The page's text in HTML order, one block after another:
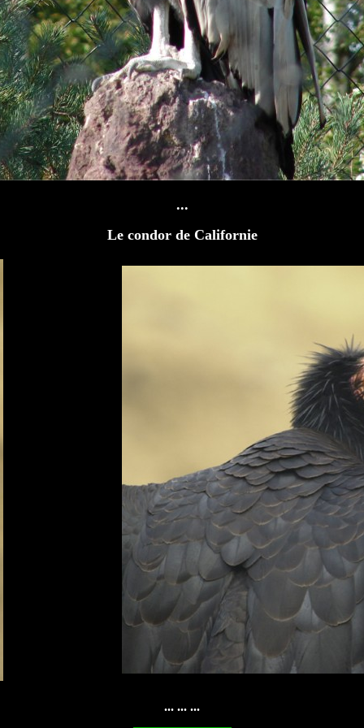
...
Le condor de Californie
... ... ...